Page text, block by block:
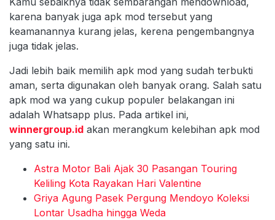
karena banyak juga apk mod tersebut yang
keamanannya kurang jelas, kerena pengembangnya
juga tidak jelas.
Jadi lebih baik memilih apk mod yang sudah terbukti
aman, serta digunakan oleh banyak orang. Salah satu
apk mod wa yang cukup populer belakangan ini
adalah Whatsapp plus. Pada artikel ini,
winnergroup.id akan merangkum kelebihan apk mod
yang satu ini.
Astra Motor Bali Ajak 30 Pasangan Touring
Keliling Kota Rayakan Hari Valentine
Griya Agung Pasek Pergung Mendoyo Koleksi
Lontar Usadha hingga Weda